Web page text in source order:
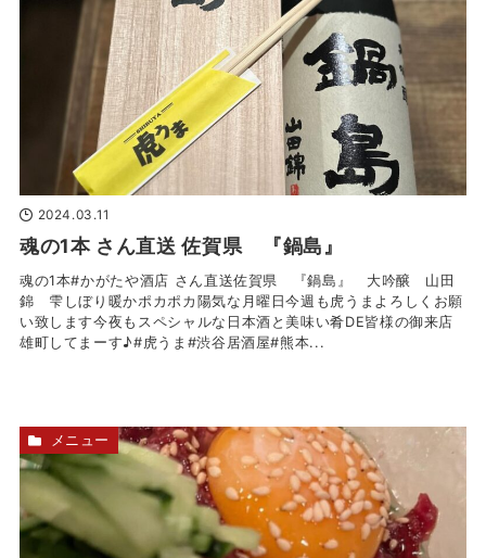
2024.03.11
魂の1本 さん直送 佐賀県 『鍋島』
魂の1本#かがたや酒店 さん直送佐賀県 『鍋島』 大吟醸 山田
錦 雫しぼり暖かポカポカ陽気な月曜日️今週も虎うまよろしくお願
い致します今夜もスペシャルな日本酒と美味い肴DE皆様の御来店
雄町してまーす♪#虎うま#渋谷居酒屋#熊本...
メニュー